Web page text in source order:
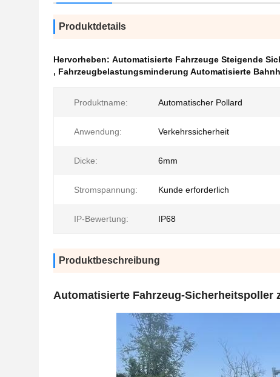
Produktdetails
Hervorheben: Automatisierte Fahrzeuge Steigende
, Fahrzeugbelastungsminderung Automatisierte
Produktname: Automatischer Pollard
Anwendung: Verkehrssicherheit
Dicke: 6mm
Stromspannung: Kunde erforderlich
IP-Bewertung: IP68
Produktbeschreibung
Automatisierte Fahrzeug-Sicherheitspoller